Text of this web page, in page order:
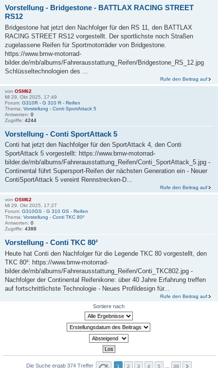
Vorstellung - Bridgestone - BATTLAX RACING STREET
RS12
Bridgestone hat jetzt den Nachfolger für den RS 11, den BATTLAX
RACING STREET RS12 vorgestellt. Der sportlichste noch Straßen
zugelassene Reifen für Sportmotorräder von Bridgestone.
https://www.bmw-motorrad-
bilder.de/mb/albums/Fahrerausstattung_Reifen/Bridgestone_RS_12.jpg
Schlüsseltechnologien des ...
Rufe den Beitrag auf
von OSM62
Mi 29. Okt 2025, 17:49
Forum: G310R - G 310 R - Reifen
Thema: Vorstellung - Conti SportAttack 5
Antworten: 0
Zugriffe: 4244
Vorstellung - Conti SportAttack 5
Conti hat jetzt den Nachfolger für den SportAttack 4, den Conti
SportAttack 5 vorgestellt: https://www.bmw-motorrad-
bilder.de/mb/albums/Fahrerausstattung_Reifen/Conti_SportAttack_5.jpg -
Continental führt Supersport-Reifen der nächsten Generation ein - Neuer
ContiSportAttack 5 vereint Rennstrecken-D...
Rufe den Beitrag auf
von OSM62
Mi 29. Okt 2025, 17:27
Forum: G310GS - G 310 GS - Reifen
Thema: Vorstellung - Conti TKC 80²
Antworten: 0
Zugriffe: 4388
Vorstellung - Conti TKC 80²
Heute hat Conti den Nachfolger für die Legende TKC 80 vorgestellt, den
TKC 80²: https://www.bmw-motorrad-
bilder.de/mb/albums/Fahrerausstattung_Reifen/Conti_TKC802.jpg -
Nachfolger der Continental Reifenikone: über 40 Jahre Erfahrung treffen
auf fortschrittlichste Technologie - Neues Profildesign für...
Rufe den Beitrag auf
Sortiere nach
Die Suche ergab 374 Treffer 1 2 3 4 5 38